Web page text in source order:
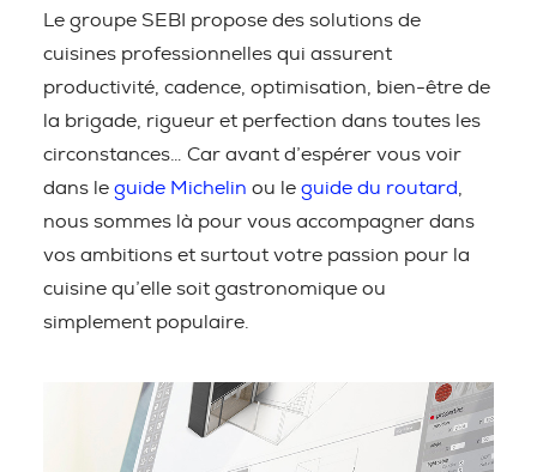
Le groupe SEBI propose des solutions de
cuisines professionnelles qui assurent
productivité, cadence, optimisation, bien-être de
la brigade, rigueur et perfection dans toutes les
circonstances… Car avant d’espérer vous voir
dans le guide Michelin ou le guide du routard
nous sommes là pour vous accompagner dans
vos ambitions et surtout votre passion pour la
cuisine qu’elle soit gastronomique ou
simplement populaire.